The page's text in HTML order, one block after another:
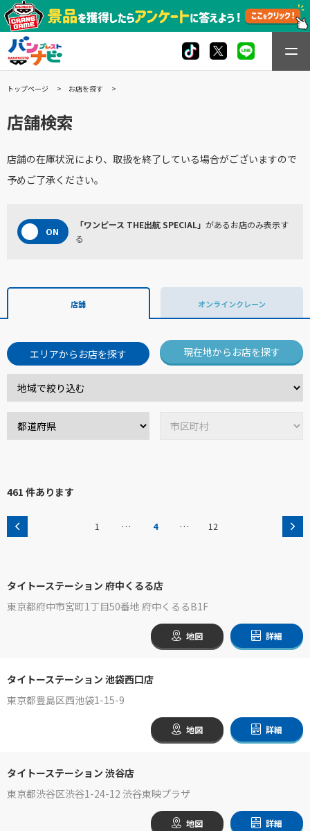
トップページ お店を探す
店舗検索
店舗の在庫状況により、取扱を終了している場合がございますので
予めご了承ください。
「ワンピース THE出航 SPECIAL」 があるお店のみ表示す
る
店舗 オンラインクレーン
エリアからお店を探す 現在地からお店を探す
461 件あります
1 … 4 … 12
タイトーステーション 府中くるる店
東京都府中市宮町1丁目50番地 府中くるるB1F
地図 詳細
タイトーステーション 池袋西口店
東京都豊島区西池袋1-15-9
地図 詳細
タイトーステーション 渋谷店
東京都渋谷区渋谷1-24-12 渋谷東映プラザ
地図 詳細